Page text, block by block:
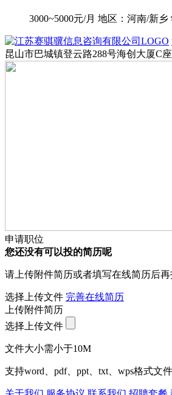
3000~5000元/月 地区：河南/新乡
昆山市巴城镇登云路288号海创大厦C
申请职位
您还没有可以投的简历呢
请上传附件简历或者填写在线简历后
选择上传文件 完善在线简历
上传附件简历
选择上传文件
文件大小需小于10M
支持word、pdf、ppt、txt、wps格式文件